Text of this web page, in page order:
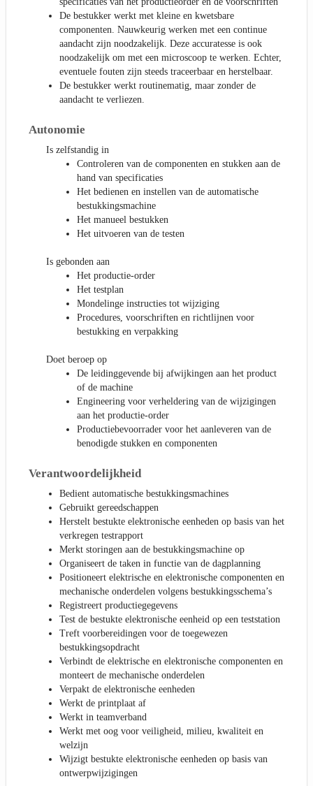
De bestukker werkt met kleine en kwetsbare
componenten. Nauwkeurig werken met een continue
aandacht zijn noodzakelijk. Deze accuratesse is ook
noodzakelijk om met een microscoop te werken. Echter,
eventuele fouten zijn steeds traceerbaar en herstelbaar.
De bestukker werkt routinematig, maar zonder de
aandacht te verliezen.
Autonomie
Is zelfstandig in
Controleren van de componenten en stukken aan de
hand van specificaties
Het bedienen en instellen van de automatische
bestukkingsmachine
Het manueel bestukken
Het uitvoeren van de testen
Is gebonden aan
Het productie-order
Het testplan
Mondelinge instructies tot wijziging
Procedures, voorschriften en richtlijnen voor
bestukking en verpakking
Doet beroep op
De leidinggevende bij afwijkingen aan het product
of de machine
Engineering voor verheldering van de wijzigingen
aan het productie-order
Productiebevoorrader voor het aanleveren van de
benodigde stukken en componenten
Verantwoordelijkheid
Bedient automatische bestukkingsmachines
Gebruikt gereedschappen
Herstelt bestukte elektronische eenheden op basis van het
verkregen testrapport
Merkt storingen aan de bestukkingsmachine op
Organiseert de taken in functie van de dagplanning
Positioneert elektrische en elektronische componenten en
mechanische onderdelen volgens bestukkingsschema’s
Registreert productiegegevens
Test de bestukte elektronische eenheid op een teststation
Treft voorbereidingen voor de toegewezen
bestukkingsopdracht
Verbindt de elektrische en elektronische componenten en
monteert de mechanische onderdelen
Verpakt de elektronische eenheden
Werkt de printplaat af
Werkt in teamverband
Werkt met oog voor veiligheid, milieu, kwaliteit en
welzijn
Wijzigt bestukte elektronische eenheden op basis van
ontwerpwijzigingen